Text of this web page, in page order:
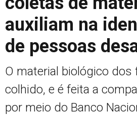
auxiliam na
de pessoas
O material biológico dos
colhido, e é feita a
por meio do Banco